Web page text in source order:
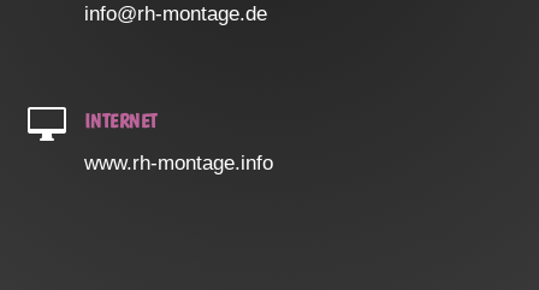
info@rh-montage.de

INTERNET
www.rh-montage.info